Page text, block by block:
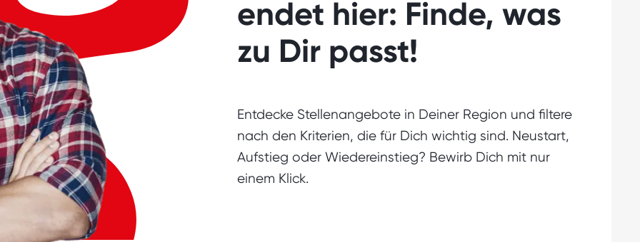
endet hier: Finde, was
zu Dir passt!
Entdecke Stellenangebote in Deiner Region und filtere
nach den Kriterien, die für Dich wichtig sind. Neustart,
Aufstieg oder Wiedereinstieg? Bewirb Dich mit nur
einem Klick.